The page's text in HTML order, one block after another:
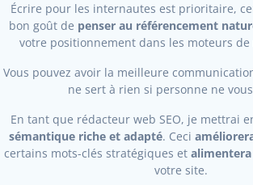
Écrire pour les internautes est prioritaire,
bon goût de penser au référencement
votre positionnement dans les moteurs de
Vous pouvez avoir la meilleure
ne sert à rien si personne ne
En tant que rédacteur web SEO, je mettrai
sémantique riche et adapté. Ceci
certains mots-clés stratégiques et
votre site.